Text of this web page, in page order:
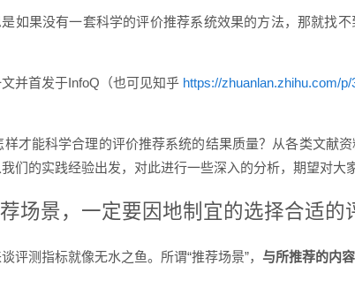
如果没有一套科学的评价推荐系统效果的方法，那就找
并首发于InfoQ（也可见知乎 https://zhuanlan.zhihu.com/p/
才能科学合理的评价推荐系统的结果质量？从各类文献
们的实践经验出发，对此进行一些深入的分析，期望对大
场景，一定要因地制宜的选择合适的
测指标就像无水之鱼。所谓“推荐场景”， 与所推荐的内